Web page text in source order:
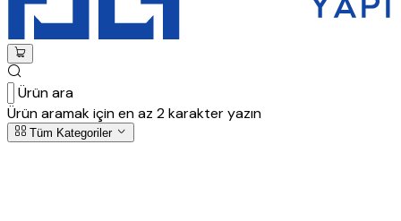
Ürün ara
Ürün aramak için en az 2 karakter yazın
Tüm Kategoriler